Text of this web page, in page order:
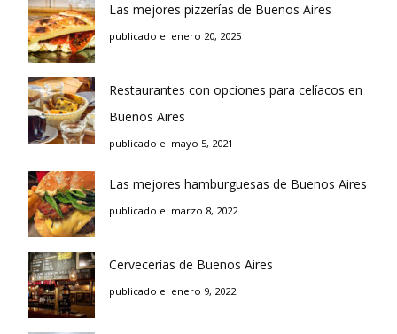
Las mejores pizzerías de Buenos Aires
publicado el enero 20, 2025
Restaurantes con opciones para celíacos en
Buenos Aires
publicado el mayo 5, 2021
Las mejores hamburguesas de Buenos Aires
publicado el marzo 8, 2022
Cervecerías de Buenos Aires
publicado el enero 9, 2022